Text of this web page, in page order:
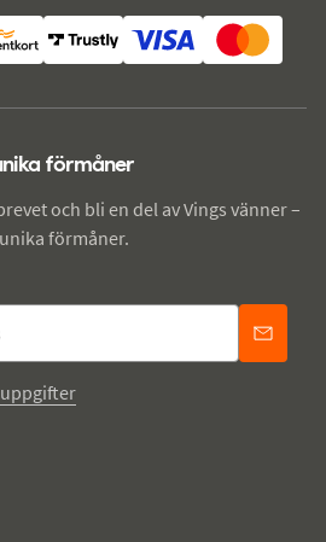
förmåner
och bli en del av Vings vänner –
förmåner.